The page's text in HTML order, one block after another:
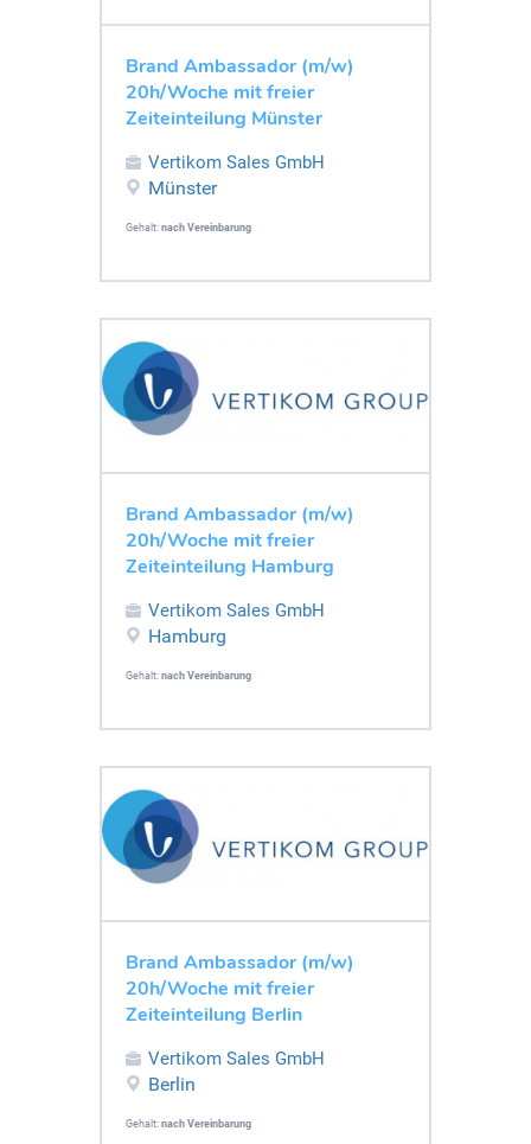
Brand Ambassador (m/w)
20h/Woche mit freier
Zeiteinteilung Münster
Vertikom Sales GmbH
Münster
Gehalt: nach Vereinbarung
Brand Ambassador (m/w)
20h/Woche mit freier
Zeiteinteilung Hamburg
Vertikom Sales GmbH
Hamburg
Gehalt: nach Vereinbarung
Brand Ambassador (m/w)
20h/Woche mit freier
Zeiteinteilung Berlin
Vertikom Sales GmbH
Berlin
Gehalt: nach Vereinbarung